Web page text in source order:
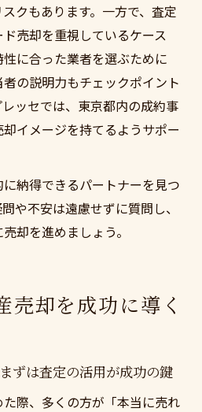
クもあります。一方で、査定
売却を重視しているケース
に合った業者を選ぶために
の説明力もチェックポイント
ッセでは、東京都内の成約事
イメージを持てるようサポー
納得できるパートナーを見つ
や不安は遠慮せずに質問し、
却を進めましょう。
売却を成功に導く
ずは査定の活用が成功の鍵
際、多くの方が「本当に売れ